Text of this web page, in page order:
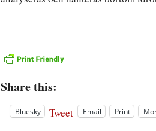
Share this:
Bluesky Tweet Email Print